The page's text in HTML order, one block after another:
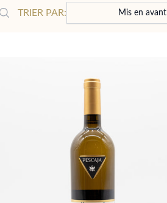
Recherche
TRIER PAR: Mis en avant